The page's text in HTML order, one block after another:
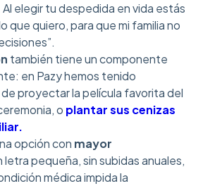
Al elegir tu despedida en vida estás
que quiero, para que mi familia no
también tiene un componente
en Pazy hemos tenido
proyectar la película favorita del
o plantar sus cenizas
opción con mayor
letra pequeña, sin subidas anuales,
médica impida la